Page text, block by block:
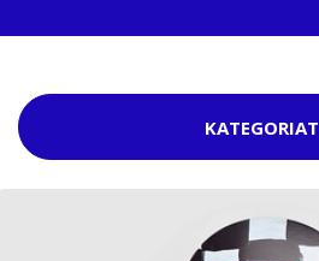
KATEGORIAT